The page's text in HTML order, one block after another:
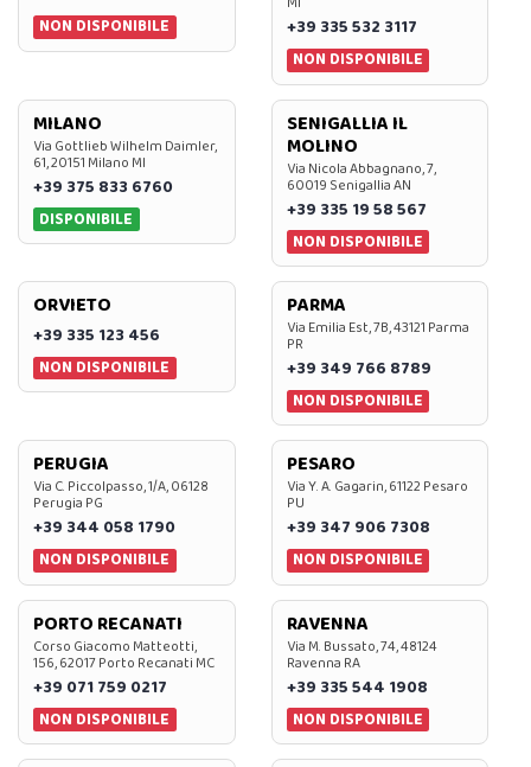
NON DISPONIBILE
+39 335 532 3117
NON DISPONIBILE
MILANO
Via Gottlieb Wilhelm Daimler,
61, 20151 Milano MI
+39 375 833 6760
DISPONIBILE
SENIGALLIA IL
MOLINO
Via Nicola Abbagnano, 7,
60019 Senigallia AN
+39 335 19 58 567
NON DISPONIBILE
ORVIETO
+39 335 123 456
NON DISPONIBILE
PARMA
Via Emilia Est, 7B, 43121 Parma
PR
+39 349 766 8789
NON DISPONIBILE
PERUGIA
Via C. Piccolpasso, 1/A, 06128
Perugia PG
+39 344 058 1790
NON DISPONIBILE
PESARO
Via Y. A. Gagarin, 61122 Pesaro
PU
+39 347 906 7308
NON DISPONIBILE
PORTO RECANATI
Corso Giacomo Matteotti,
156, 62017 Porto Recanati MC
+39 071 759 0217
NON DISPONIBILE
RAVENNA
Via M. Bussato, 74, 48124
Ravenna RA
+39 335 544 1908
NON DISPONIBILE